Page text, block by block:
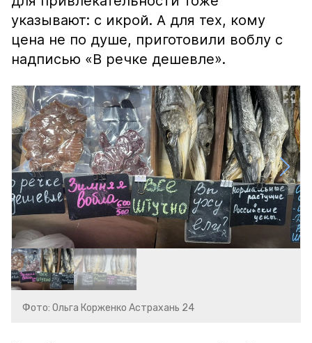
указывают: с икрой. А для тех, кому
цена не по душе, приготовили воблу с
надписью «В речке дешевле».
Фото: Ольга Корженко Астрахань 24